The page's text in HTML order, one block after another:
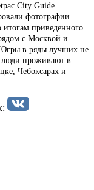
City Guide
фотографии
приведенного
с Москвой и
в ряды лучших не
люди проживают в
Чебоксарах и